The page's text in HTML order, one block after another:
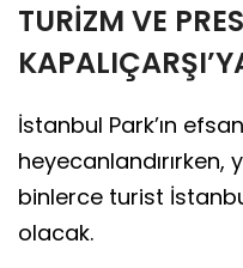
TURİZM VE
İstanbul Park’ın
heyecanlandırırken,
binlerce turist
olacak.